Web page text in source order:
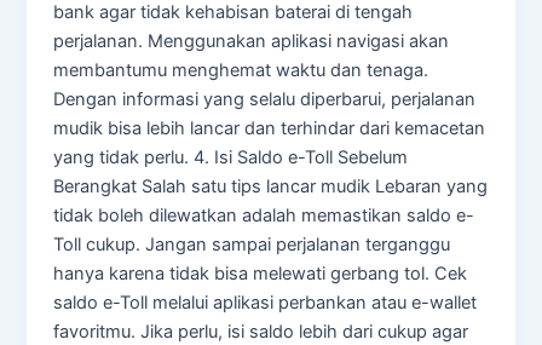
bank agar tidak kehabisan baterai di tengah
perjalanan. Menggunakan aplikasi navigasi akan
membantumu menghemat waktu dan tenaga.
Dengan informasi yang selalu diperbarui, perjalanan
mudik bisa lebih lancar dan terhindar dari kemacetan
yang tidak perlu. 4. Isi Saldo e-Toll Sebelum
Berangkat Salah satu tips lancar mudik Lebaran yang
tidak boleh dilewatkan adalah memastikan saldo e-
Toll cukup. Jangan sampai perjalanan terganggu
hanya karena tidak bisa melewati gerbang tol. Cek
saldo e-Toll melalui aplikasi perbankan atau e-wallet
favoritmu. Jika perlu, isi saldo lebih dari cukup agar